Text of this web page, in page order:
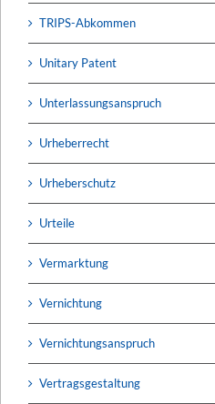
TRIPS-Abkommen
Unitary Patent
Unterlassungsanspruch
Urheberrecht
Urheberschutz
Urteile
Vermarktung
Vernichtung
Vernichtungsanspruch
Vertragsgestaltung